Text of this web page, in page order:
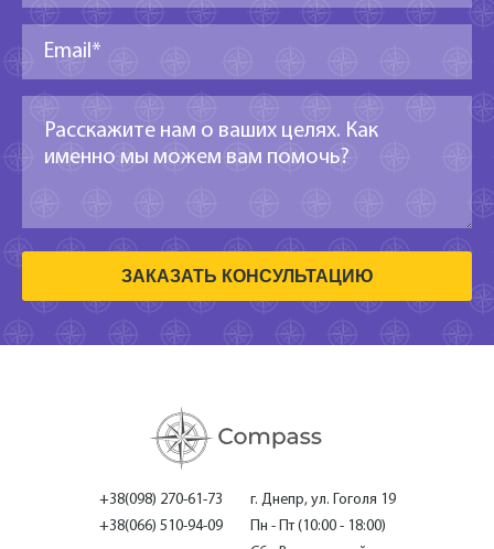
ЗАКАЗАТЬ КОНСУЛЬТАЦИЮ
+38(098) 270-61-73
+38(066) 510-94-09
г. Днепр, ул. Гоголя 19
Пн - Пт (10:00 - 18:00)